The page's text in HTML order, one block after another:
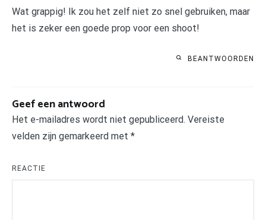
Wat grappig! Ik zou het zelf niet zo snel gebruiken, maar
het is zeker een goede prop voor een shoot!
BEANTWOORDEN
Geef een antwoord
Het e-mailadres wordt niet gepubliceerd. Vereiste
velden zijn gemarkeerd met *
REACTIE